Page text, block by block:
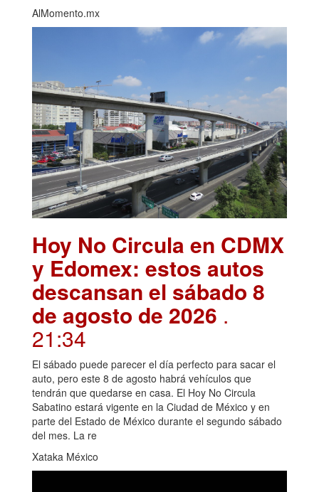
AlMomento.mx
Hoy No Circula en CDMX
y Edomex: estos autos
descansan el sábado 8
de agosto de 2026 .
21:34
El sábado puede parecer el día perfecto para sacar el
auto, pero este 8 de agosto habrá vehículos que
tendrán que quedarse en casa. El Hoy No Circula
Sabatino estará vigente en la Ciudad de México y en
parte del Estado de México durante el segundo sábado
del mes. La re
Xataka México